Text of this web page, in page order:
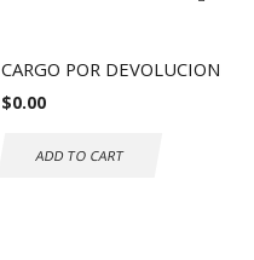
CARGO POR DEVOLUCION
$0.00
ADD TO CART